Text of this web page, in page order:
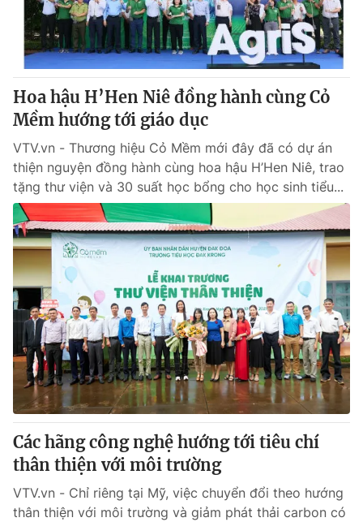
Cơ quan chủ quản:
Đài Truyền hình Việt Nam
Cơ quan báo chí:Thời báo VTV
Giấy phép hoạt động báo in và báo điện tử số 483/GP-BTTTT
cấp ngày 29/12/2023
Tổng Biên tập:Vũ Thanh Thủy
Phó Tổng Biên tập: Nguyễn Thị Mỹ Hạnh, Phạm Quốc Thắng,
Nguyễn Trọng Ninh
Tổng đài VTV:024.38 355 931 - 024.38 355 932
Ðiện thoại Thời báo VTV:024.66 897 897
Email:toasoan@vtv.vn
Liên hệ quảng cáo:
024-7300.7108
thuận bằng văn bản. Ghi rõ nguồn VTV.vn khi phát hành lại
thông tin từ website này.
Hoa hậu H’Hen Niê đồng hành cùng Cỏ
Mềm hướng tới giáo dục
VTV.vn - Thương hiệu Cỏ Mềm mới đây đã có dự án
thiện nguyện đồng hành cùng hoa hậu H’Hen Niê, trao
tặng thư viện và 30 suất học bổng cho học sinh tiểu...
Các hãng công nghệ hướng tới tiêu chí
thân thiện với môi trường
VTV.vn - Chỉ riêng tại Mỹ, việc chuyển đổi theo hướng
thân thiện với môi trường và giảm phát thải carbon có